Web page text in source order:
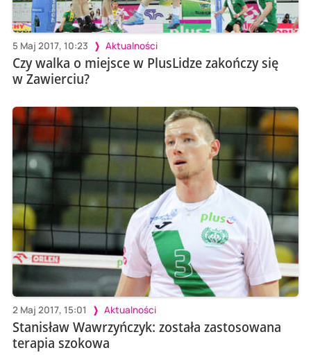
5 Maj 2017, 10:23 Aktualności
Czy walka o miejsce w PlusLidze zakończy się
w Zawierciu?
2 Maj 2017, 15:01 Aktualności
Stanisław Wawrzyńczyk: została zastosowana
terapia szokowa